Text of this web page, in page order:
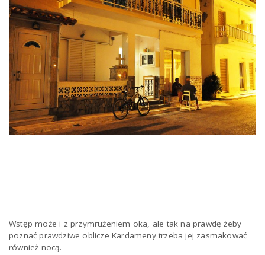
Wstęp może i z przymrużeniem oka, ale tak na prawdę żeby
poznać prawdziwe oblicze Kardameny trzeba jej zasmakować
również nocą.